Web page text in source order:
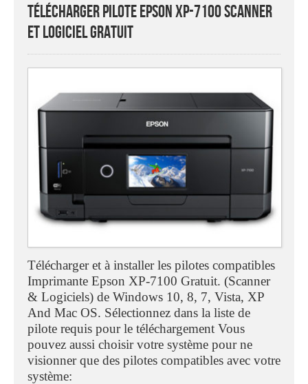
Télécharger Pilote Epson XP-7100 Scanner
Et Logiciel Gratuit
Télécharger et à installer les pilotes compatibles
Imprimante Epson XP-7100 Gratuit. (Scanner
& Logiciels) de Windows 10, 8, 7, Vista, XP
And Mac OS. Sélectionnez dans la liste de
pilote requis pour le téléchargement Vous
pouvez aussi choisir votre système pour ne
visionner que des pilotes compatibles avec votre
système: